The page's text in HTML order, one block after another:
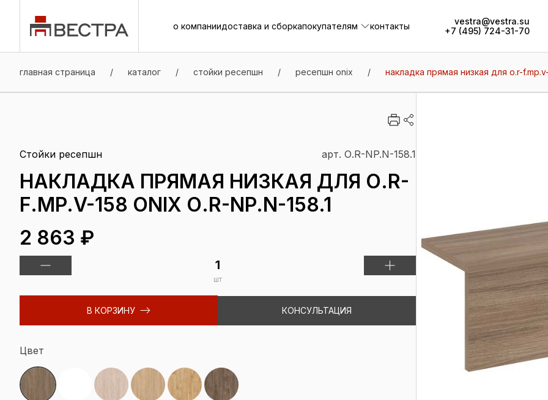
о компаниидоставка и сборкапокупателям
контакты
vestra@vestra.su
+7 (495) 724-31-70
главная страница / каталог / стойки ресепшн / ресепшн onix / накладка прямая низкая для о.r-
Стойки ресепшн арт. О.R-NP.N-158.1
НАКЛАДКА ПРЯМАЯ НИЗКАЯ ДЛЯ О.R-
F.MP.V-158 ONIX О.R-NP.N-158.1
2 863 ₽
шт
В КОРЗИНУ КОНСУЛЬТАЦИЯ
Цвет